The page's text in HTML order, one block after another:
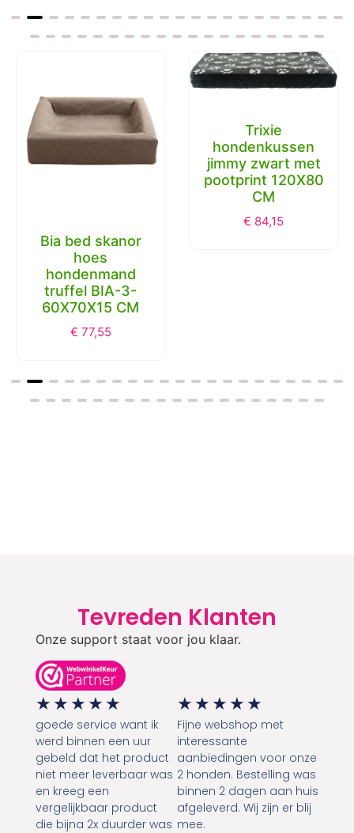
Bia bed skanor
hoes
hondenmand
truffel BIA-3-
60X70X15 CM
€ 77,55
Trixie
hondenkussen
jimmy zwart met
pootprint 120X80
CM
€ 84,15
Tevreden Klanten
Onze support staat voor jou klaar.
★ ★ ★ ★ ★
goede service want ik
werd binnen een uur
gebeld dat het product
niet meer leverbaar was
en kreeg een
vergelijkbaar product
die bijna 2x duurder was
★ ★ ★ ★ ★
Fijne webshop met
interessante
aanbiedingen voor onze
2 honden. Bestelling was
binnen 2 dagen aan huis
afgeleverd. Wij zijn er blij
mee.